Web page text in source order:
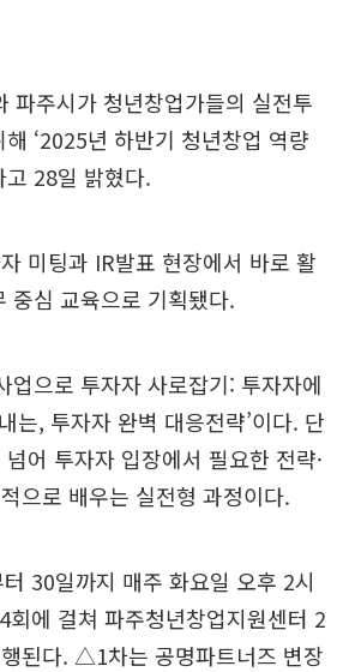
파주시가 청년창업가들의 실전투
‘2025년 하반기 청년창업 역량
고 28일 밝혔다.
미팅과 IR발표 현장에서 바로 활
중심 교육으로 기획됐다.
업으로 투자자 사로잡기: 투자자에
는, 투자자 완벽 대응전략’이다. 단
어 투자자 입장에서 필요한 전략·
으로 배우는 실전형 과정이다.
30일까지 매주 화요일 오후 2시
회에 걸쳐 파주청년창업지원센터 2
된다. △1차는 공명파트너즈 변장